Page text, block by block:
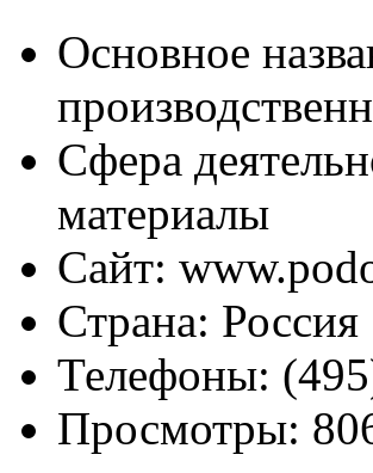
Основное
Сфера
материалы
Сайт:
Страна: Россия
Телефоны:
Просмотры: